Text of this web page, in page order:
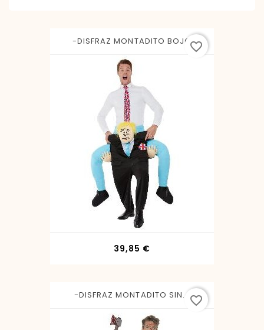
-DISFRAZ MONTADITO BOJO
39,85 €Precio
favorite_border
-DISFRAZ MONTADITO SIN... favorite_border